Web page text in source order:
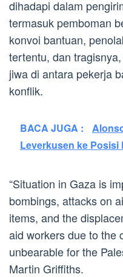
dihadapi dalam
termasuk pemboman
konvoi bantuan,
tertentu, dan
jiwa di antara pekerja
konflik.
BACA JUGA :
Leverkusen ke
“Situation in Gaza is
bombings, attacks on
items, and the
aid workers due to the
unbearable for the
Martin Griffiths.